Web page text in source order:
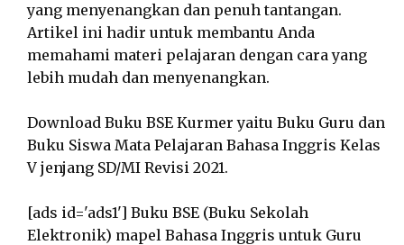
yang menyenangkan dan penuh tantangan.
Artikel ini hadir untuk membantu Anda
memahami materi pelajaran dengan cara yang
lebih mudah dan menyenangkan.
Download Buku BSE Kurmer yaitu Buku Guru dan
Buku Siswa Mata Pelajaran Bahasa Inggris Kelas
V jenjang SD/MI Revisi 2021.
[ads id='ads1'] Buku BSE (Buku Sekolah
Elektronik) mapel Bahasa Inggris untuk Guru